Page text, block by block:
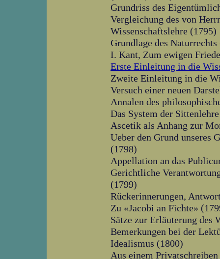
Grundriss des
Vergleichung des von
Wissenschaftslehre (1795)
Grundlage des
I. Kant, Zum ewigen
Erste Einleitung in die
Zweite Einleitung in die
Versuch einer neuen
Annalen des
Das System der
Ascetik als Anhang zur
Ueber den Grund unseres
(1798)
Appellation an das
Gerichtliche
(1799)
Rückerinnerungen,
Zu «Jacobi an Fichte»
Sätze zur Erläuterung des
Bemerkungen bei der
Idealismus (1800)
Aus einem